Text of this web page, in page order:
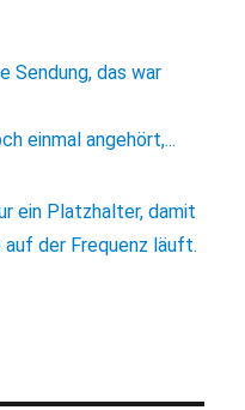
Sendung, das war
einmal angehört,...
ein Platzhalter, damit
der Frequenz läuft.